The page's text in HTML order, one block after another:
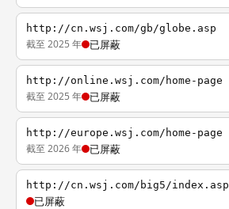
http://cn.wsj.com/gb/globe.asp
截至 2025 年 已屏蔽
http://online.wsj.com/home-page
截至 2025 年 已屏蔽
http://europe.wsj.com/home-page
截至 2026 年 已屏蔽
http://cn.wsj.com/big5/index.asp
已屏蔽